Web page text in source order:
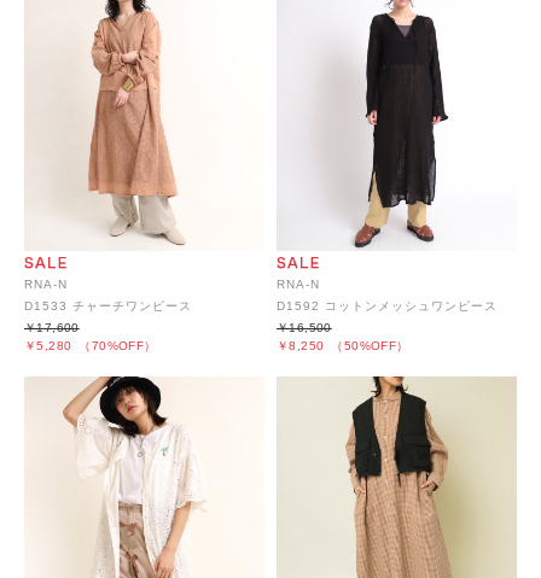
RNA-N
D1533 チャーチワンピース
￥5,280 （70%OFF）
￥17,600
RNA-N
D1592 コットンメッシュワンピース
￥8,250 （50%OFF）
￥16,500